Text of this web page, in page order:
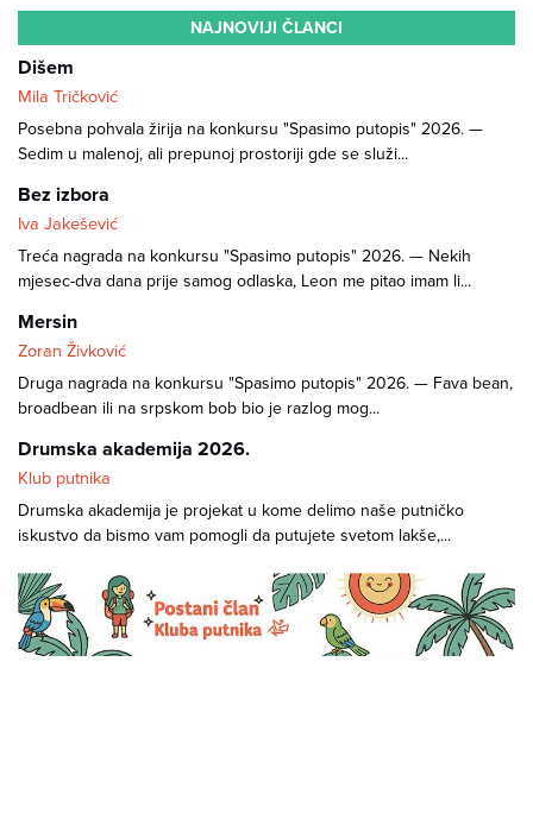
NAJNOVIJI ČLANCI
Dišem
Mila Tričković
Posebna pohvala žirija na konkursu "Spasimo putopis" 2026. —
Sedim u malenoj, ali prepunoj prostoriji gde se služi...
Bez izbora
Iva Jakešević
Treća nagrada na konkursu "Spasimo putopis" 2026. — Nekih
mjesec-dva dana prije samog odlaska, Leon me pitao imam li...
Mersin
Zoran Živković
Druga nagrada na konkursu "Spasimo putopis" 2026. — Fava bean,
broadbean ili na srpskom bob bio je razlog mog...
Drumska akademija 2026.
Klub putnika
Drumska akademija je projekat u kome delimo naše putničko
iskustvo da bismo vam pomogli da putujete svetom lakše,...